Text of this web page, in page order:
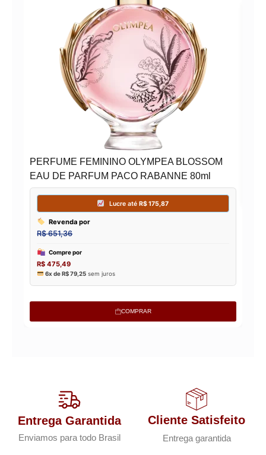
PERFUME FEMININO OLYMPEA BLOSSOM
EAU DE PARFUM PACO RABANNE 80ml
COMPRAR
Entrega Garantida
Enviamos para todo Brasil
Cliente Satisfeito
Entrega garantida